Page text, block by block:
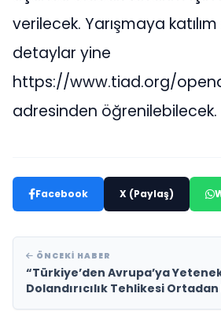
verilecek. Yarışmaya
detaylar yine
https://www.tiad.org/
adresinden öğrenilebilecek.
Facebook X (Paylaş)
ÖNCEKI HABER
“Türkiye’den Avrupa’ya
Dolandırıcılık Tehlikesi